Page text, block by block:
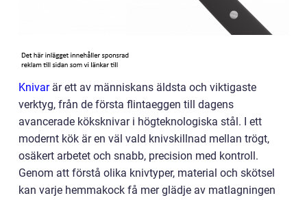
Knivarär ett av människans äldsta och viktigaste
verktyg, från de första flintaeggen till dagens
avancerade köksknivar i högteknologiska stål. I ett
modernt kök är en väl vald knivskillnad mellan trögt,
osäkert arbetet och snabb, precision med kontroll.
Genom att förstå olika knivtyper, material och skötsel
kan varje hemmakock få mer glädje av matlagningen